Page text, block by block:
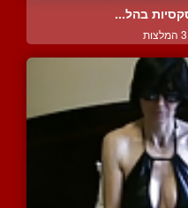
בהל...
3 המלצות